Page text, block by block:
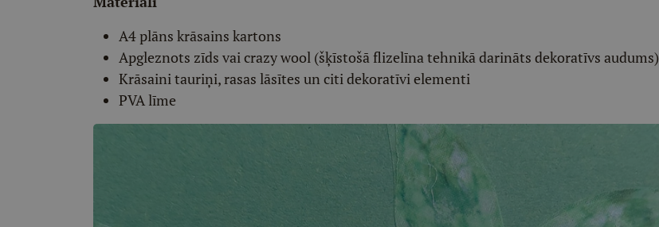
A4 plāns krāsains kartons
Apgleznots zīds vai crazy wool (šķīstošā flizelīna tehnikā darināts dekoratīvs audums)
Krāsaini tauriņi, rasas lāsītes un citi dekoratīvi elementi
PVA līme